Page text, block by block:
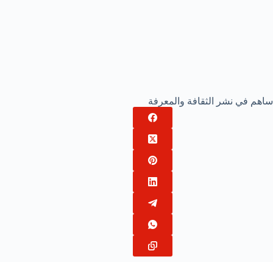
ساهم في نشر الثقافة والمعرفة